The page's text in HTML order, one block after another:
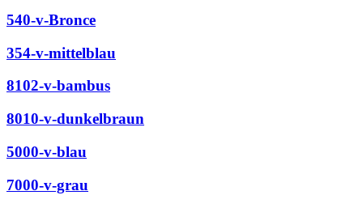
540-v-Bronce
354-v-mittelblau
8102-v-bambus
8010-v-dunkelbraun
5000-v-blau
7000-v-grau